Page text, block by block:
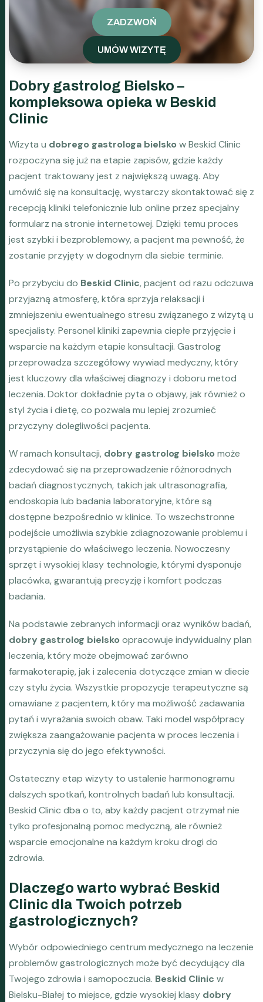
ZADZWOŃ
UMÓW WIZYTĘ
Dobry gastrolog Bielsko –
kompleksowa opieka w Beskid
Clinic
Wizyta u dobrego gastrologa bielsko w Beskid Clinic
rozpoczyna się już na etapie zapisów, gdzie każdy
pacjent traktowany jest z największą uwagą. Aby
umówić się na konsultację, wystarczy skontaktować się z
recepcją kliniki telefonicznie lub online przez specjalny
formularz na stronie internetowej. Dzięki temu proces
jest szybki i bezproblemowy, a pacjent ma pewność, że
zostanie przyjęty w dogodnym dla siebie terminie.
Po przybyciu do Beskid Clinic, pacjent od razu odczuwa
przyjazną atmosferę, która sprzyja relaksacji i
zmniejszeniu ewentualnego stresu związanego z wizytą u
specjalisty. Personel kliniki zapewnia ciepłe przyjęcie i
wsparcie na każdym etapie konsultacji. Gastrolog
przeprowadza szczegółowy wywiad medyczny, który
jest kluczowy dla właściwej diagnozy i doboru metod
leczenia. Doktor dokładnie pyta o objawy, jak również o
styl życia i dietę, co pozwala mu lepiej zrozumieć
przyczyny dolegliwości pacjenta.
W ramach konsultacji, dobry gastrolog bielsko może
zdecydować się na przeprowadzenie różnorodnych
badań diagnostycznych, takich jak ultrasonografia,
endoskopia lub badania laboratoryjne, które są
dostępne bezpośrednio w klinice. To wszechstronne
podejście umożliwia szybkie zdiagnozowanie problemu i
przystąpienie do właściwego leczenia. Nowoczesny
sprzęt i wysokiej klasy technologie, którymi dysponuje
placówka, gwarantują precyzję i komfort podczas
badania.
Na podstawie zebranych informacji oraz wyników badań,
dobry gastrolog bielsko opracowuje indywidualny plan
leczenia, który może obejmować zarówno
farmakoterapię, jak i zalecenia dotyczące zmian w diecie
czy stylu życia. Wszystkie propozycje terapeutyczne są
omawiane z pacjentem, który ma możliwość zadawania
pytań i wyrażania swoich obaw. Taki model współpracy
zwiększa zaangażowanie pacjenta w proces leczenia i
przyczynia się do jego efektywności.
Ostateczny etap wizyty to ustalenie harmonogramu
dalszych spotkań, kontrolnych badań lub konsultacji.
Beskid Clinic dba o to, aby każdy pacjent otrzymał nie
tylko profesjonalną pomoc medyczną, ale również
wsparcie emocjonalne na każdym kroku drogi do
zdrowia.
Dlaczego warto wybrać Beskid
Clinic dla Twoich potrzeb
gastrologicznych?
Wybór odpowiedniego centrum medycznego na leczenie
problemów gastrologicznych może być decydujący dla
Twojego zdrowia i samopoczucia. Beskid Clinic w
Bielsku-Białej to miejsce, gdzie wysokiej klasy dobry